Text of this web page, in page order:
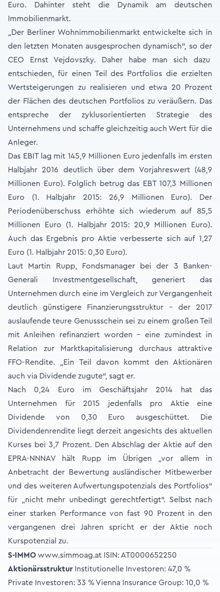
Euro. Dahinter steht die Dynamik am deutschen
Immobilienmarkt.
„Der Berliner Wohnimmobilienmarkt entwickelte sich in
den letzten Monaten ausgesprochen dynamisch“, so der
CEO Ernst Vejdovszky. Daher habe man sich dazu
entschieden, für einen Teil des Portfolios die erzielten
Wertsteigerungen zu realisieren und etwa 20 Prozent
der Flächen des deutschen Portfolios zu veräußern. Das
entspreche der zyklusorientierten Strategie des
Unternehmens und schaffe gleichzeitig auch Wert für die
Anleger.
Das EBIT lag mit 145,9 Millionen Euro jedenfalls im ersten
Halbjahr 2016 deutlich über dem Vorjahreswert (48,9
Millionen Euro). Folglich betrug das EBT 107,3 Millionen
Euro (1. Halbjahr 2015: 26,9 Millionen Euro). Der
Periodenüberschuss erhöhte sich wiederum auf 85,5
Millionen Euro (1. Halbjahr 2015: 20,9 Millionen Euro).
Auch das Ergebnis pro Aktie verbesserte sich auf 1,27
Euro (1. Halbjahr 2015: 0,30 Euro).
Laut Martin Rupp, Fondsmanager bei der 3 Banken-
Generali Investmentgesellschaft, generiert das
Unternehmen durch eine im Vergleich zur Vergangenheit
deutlich günstigere Finanzierungsstruktur – der 2017
auslaufende teure Genussschein sei zu einem großen Teil
mit Anleihen refinanziert worden – eine zumindest in
Relation zur Marktkapitalisierung durchaus attraktive
FFO-Rendite. „Ein Teil davon kommt den Aktionären
auch via Dividende zugute“, sagt er.
Nach 0,24 Euro im Geschäftsjahr 2014 hat das
Unternehmen für 2015 jedenfalls pro Aktie eine
Dividende von 0,30 Euro ausgeschüttet. Die
Dividendenrendite liegt derzeit angesichts des aktuellen
Kurses bei 3,7 Prozent. Den Abschlag der Aktie auf den
EPRA-NNNAV hält Rupp im Übrigen „vor allem in
Anbetracht der Bewertung ausländischer Mitbewerber
und des weiteren Aufwertungspotenzials des Portfolios“
für „nicht mehr unbedingt gerechtfertigt“. Selbst nach
einer starken Performance von fast 90 Prozent in den
vergangenen drei Jahren spricht er der Aktie noch
Kurspotenzial zu.
S-IMMO www.simmoag.at ISIN: AT0000652250
Aktionärsstruktur Institutionelle Investoren: 47,0 %
Private Investoren: 33 % Vienna Insurance Group: 10,0 %